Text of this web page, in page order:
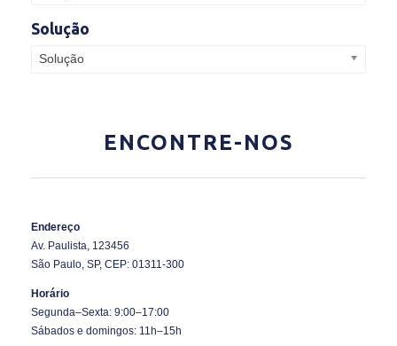
Solução
Solução
ENCONTRE-NOS
Endereço
Av. Paulista, 123456
São Paulo, SP, CEP: 01311-300
Horário
Segunda–Sexta: 9:00–17:00
Sábados e domingos: 11h–15h